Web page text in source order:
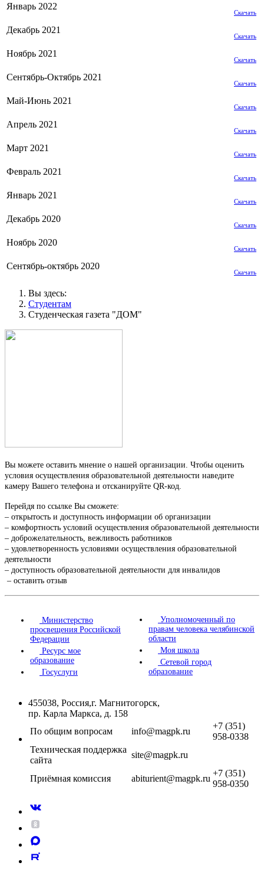
Январь 2022
Скачать
Декабрь 2021
Скачать
Ноябрь 2021
Скачать
Сентябрь-Октябрь 2021
Скачать
Май-Июнь 2021
Скачать
Апрель 2021
Скачать
Март 2021
Скачать
Февраль 2021
Скачать
Январь 2021
Скачать
Декабрь 2020
Скачать
Ноябрь 2020
Скачать
Сентябрь-октябрь 2020
Скачать
Вы здесь:
Студентам
Студенческая газета "ДОМ"
Вы можете оставить мнение о нашей организации. Чтобы оценить
условия осуществления образовательной деятельности наведите
камеру Вашего телефона и отсканируйте QR-код.
Перейдя по ссылке Вы сможете:
– открытость и доступность информации об организации
– комфортность условий осуществления образовательной деятельности
– доброжелательность, вежливость работников
– удовлетворенность условиями осуществления образовательной
деятельности
– доступность образовательной деятельности для инвалидов
– оставить отзыв
Министерство
просвещения Российской
Федерации
Ресурс мое
образование
Госуслуги
Уполномоченный по
правам человека челябинской
области
Моя школа
Сетевой город
образование
455038, Россия,г. Магнитогорск,
пр. Карла Маркса, д. 158
По общим вопросам
info@magpk.ru
+7 (351)
958-0338
Техническая поддержка
сайта
site@magpk.ru
Приёмная комиссия abiturient@magpk.ru
+7 (351)
958-0350